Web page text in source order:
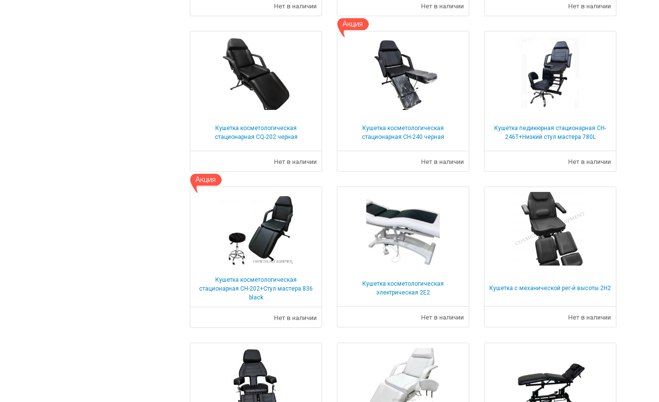
Нет в наличии Нет в наличии Нет в наличии
Кушетка косметологическая
стационарная CQ-202 черная
Нет в наличии
Кушетка косметологическая
стационарная СН-240 черная
Нет в наличии
Кушетка педикюрная стационарная CH-
246Т+Низкий стул мастера 780L
Нет в наличии
Кушетка косметологическая
стационарная СН-202+Стул мастера 836
black
Нет в наличии
Кушетка косметологическая
электрическая 2Е2
Нет в наличии
Кушетка с механической рег-й высоты 2Н2
Нет в наличии